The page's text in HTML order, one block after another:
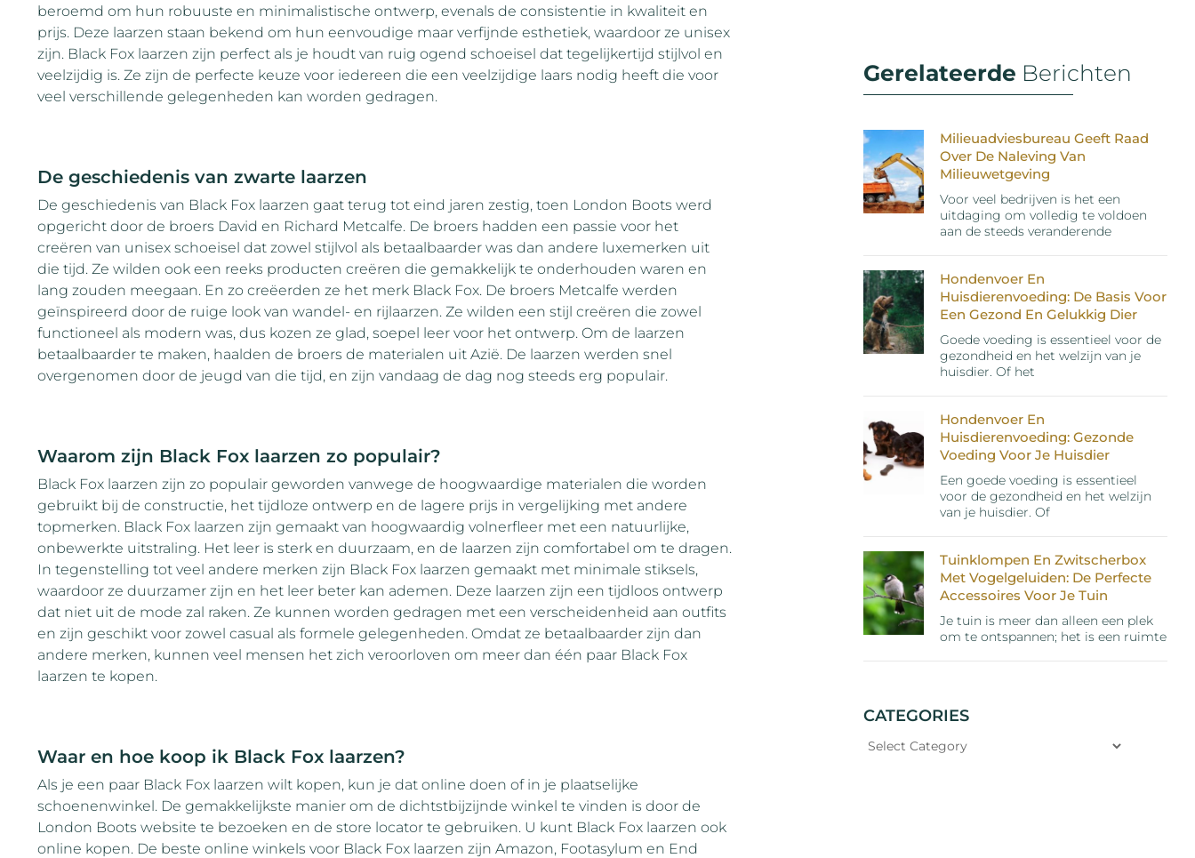
beroemd om hun robuuste en minimalistische ontwerp, evenals de consistentie in kwaliteit en
prijs. Deze laarzen staan bekend om hun eenvoudige maar verfijnde esthetiek, waardoor ze unisex
zijn. Black Fox laarzen zijn perfect als je houdt van ruig ogend schoeisel dat tegelijkertijd stijlvol en
veelzijdig is. Ze zijn de perfecte keuze voor iedereen die een veelzijdige laars nodig heeft die voor
veel verschillende gelegenheden kan worden gedragen.
De geschiedenis van zwarte laarzen
De geschiedenis van Black Fox laarzen gaat terug tot eind jaren zestig, toen London Boots werd
opgericht door de broers David en Richard Metcalfe. De broers hadden een passie voor het
creëren van unisex schoeisel dat zowel stijlvol als betaalbaarder was dan andere luxemerken uit
die tijd. Ze wilden ook een reeks producten creëren die gemakkelijk te onderhouden waren en
lang zouden meegaan. En zo creëerden ze het merk Black Fox. De broers Metcalfe werden
geïnspireerd door de ruige look van wandel- en rijlaarzen. Ze wilden een stijl creëren die zowel
functioneel als modern was, dus kozen ze glad, soepel leer voor het ontwerp. Om de laarzen
betaalbaarder te maken, haalden de broers de materialen uit Azië. De laarzen werden snel
overgenomen door de jeugd van die tijd, en zijn vandaag de dag nog steeds erg populair.
Waarom zijn Black Fox laarzen zo populair?
Black Fox laarzen zijn zo populair geworden vanwege de hoogwaardige materialen die worden
gebruikt bij de constructie, het tijdloze ontwerp en de lagere prijs in vergelijking met andere
topmerken. Black Fox laarzen zijn gemaakt van hoogwaardig volnerfleer met een natuurlijke,
onbewerkte uitstraling. Het leer is sterk en duurzaam, en de laarzen zijn comfortabel om te dragen.
In tegenstelling tot veel andere merken zijn Black Fox laarzen gemaakt met minimale stiksels,
waardoor ze duurzamer zijn en het leer beter kan ademen. Deze laarzen zijn een tijdloos ontwerp
dat niet uit de mode zal raken. Ze kunnen worden gedragen met een verscheidenheid aan outfits
en zijn geschikt voor zowel casual als formele gelegenheden. Omdat ze betaalbaarder zijn dan
andere merken, kunnen veel mensen het zich veroorloven om meer dan één paar Black Fox
laarzen te kopen.
Waar en hoe koop ik Black Fox laarzen?
Als je een paar Black Fox laarzen wilt kopen, kun je dat online doen of in je plaatselijke
schoenenwinkel. De gemakkelijkste manier om de dichtstbijzijnde winkel te vinden is door de
London Boots website te bezoeken en de store locator te gebruiken. U kunt Black Fox laarzen ook
online kopen. De beste online winkels voor Black Fox laarzen zijn Amazon, Footasylum en End
Gerelateerde Berichten
Milieuadviesbureau Geeft Raad
Over De Naleving Van
Milieuwetgeving
Voor veel bedrijven is het een
uitdaging om volledig te voldoen
aan de steeds veranderende
Hondenvoer En
Huisdierenvoeding: De Basis Voor
Een Gezond En Gelukkig Dier
Goede voeding is essentieel voor de
gezondheid en het welzijn van je
huisdier. Of het
Hondenvoer En
Huisdierenvoeding: Gezonde
Voeding Voor Je Huisdier
Een goede voeding is essentieel
voor de gezondheid en het welzijn
van je huisdier. Of
Tuinklompen En Zwitscherbox
Met Vogelgeluiden: De Perfecte
Accessoires Voor Je Tuin
Je tuin is meer dan alleen een plek
om te ontspannen; het is een ruimte
CATEGORIES